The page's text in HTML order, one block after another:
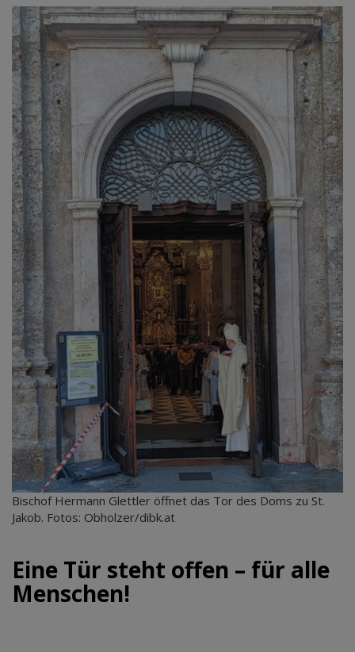
Bischof Hermann Glettler öffnet das Tor des Doms zu St.
Jakob. Fotos: Obholzer/dibk.at
Eine Tür steht offen – für alle
Menschen!